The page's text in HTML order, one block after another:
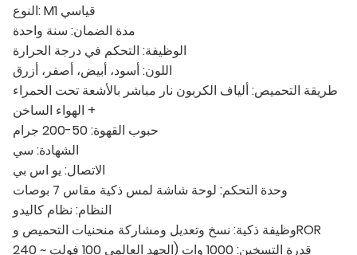
النوع: M1 قياسي
مدة الضمان: سنة واحدة
الوظيفة: التحكم في درجة الحرارة
اللون: أسود، أبيض، أصفر، أزرق
طريقة التحميص: ألياف الكربون نار مباشر بالأشعة تحت الحمراء
+ الهواء الساخن
حبوب القهوة: 50-200 جرام
الشهادة: سي
الاتصال: يو اس بي
وحدة التحكم: لوحة شاشة لمس ذكية مقاس 7 بوصات
النظام: نظام كاليدو
وظيفة ذكية: نسخ وتعديل ومشاركة منحنيات التحميص وROR
قدرة التسخين: 1000 وات (الجهد العالمي 100 فولت ~ 240